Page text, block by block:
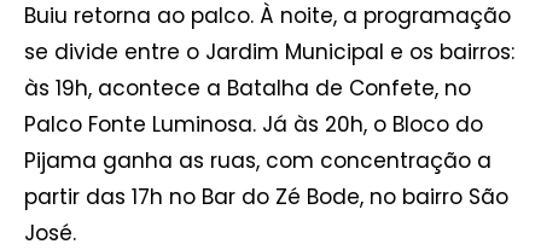
Buiu retorna ao palco. À noite, a programação
se divide entre o Jardim Municipal e os bairros:
às 19h, acontece a Batalha de Confete, no
Palco Fonte Luminosa. Já às 20h, o Bloco do
Pijama ganha as ruas, com concentração a
partir das 17h no Bar do Zé Bode, no bairro São
José.